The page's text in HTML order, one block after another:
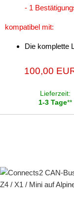
- 1
kompatibel mit:
Die komplette
100,00
Lieferzeit:
1-3 Tage**